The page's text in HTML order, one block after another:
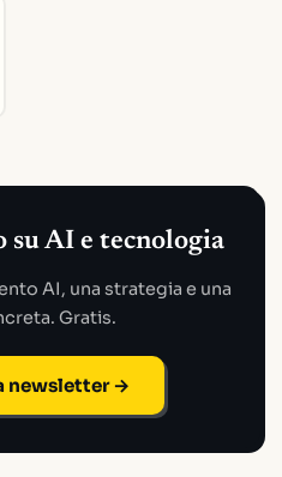
su AI e tecnologia
AI, una strategia e una
Gratis.
newsletter →